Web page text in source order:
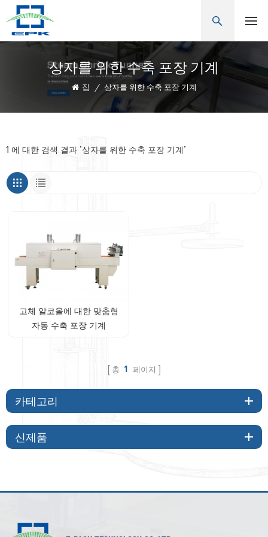
상자를 위한 수축 포장 기계
집 / 상자를 위한 수축 포장 기계
1 에 대한 검색 결과 "상자를 위한 수축 포장 기계"
고체 알코올에 대한 맞춤형
자동 수축 포장 기계
총 1 페이지
카테고리
신제품